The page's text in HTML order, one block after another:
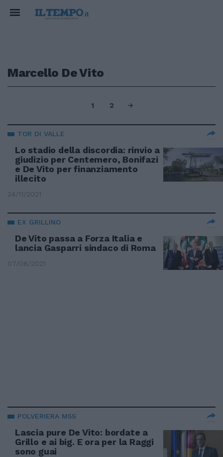
Marcello De Vito
1 2
TOR DI VALLE
Lo stadio della discordia: rinvio a
giudizio per Centemero, Bonifazi
e De Vito per finanziamento
illecito
24/11/2021
EX GRILLINO
De Vito passa a Forza Italia e
lancia Gasparri sindaco di Roma
07/06/2021
POLVERIERA M5S
Lascia pure De Vito: bordate a
Grillo e ai big. E ora per la Raggi
sono guai